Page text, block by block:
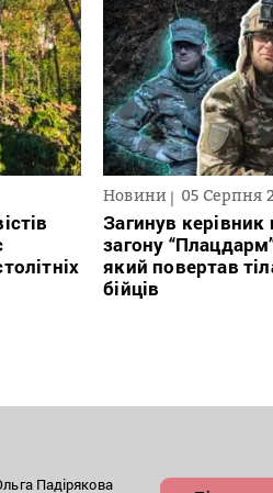
Новини 05 Серпня
Загинув
загону
який повертав
бійців
Падірякова